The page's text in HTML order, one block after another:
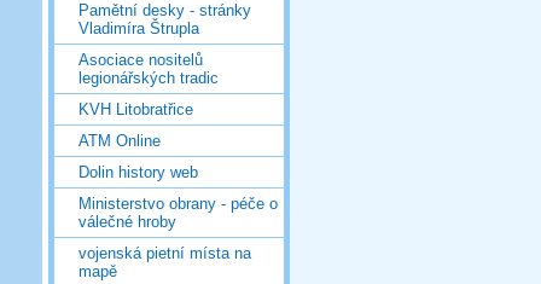
Pamětní desky - stránky
Vladimíra Štrupla
Asociace nositelů
legionářských tradic
KVH Litobratřice
ATM Online
Dolin history web
Ministerstvo obrany - péče o
válečné hroby
vojenská pietní místa na
mapě